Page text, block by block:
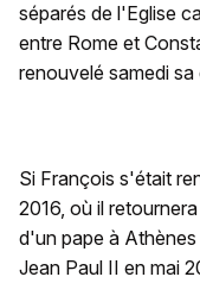
séparés de l'Eglise
entre Rome et
renouvelé samedi
Si François s'était
2016, où il
d'un pape à
Jean Paul II en mai